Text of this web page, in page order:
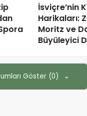
İsviçre’nin
Harikaları:
Moritz ve
Büyüleyici
Göster (0)